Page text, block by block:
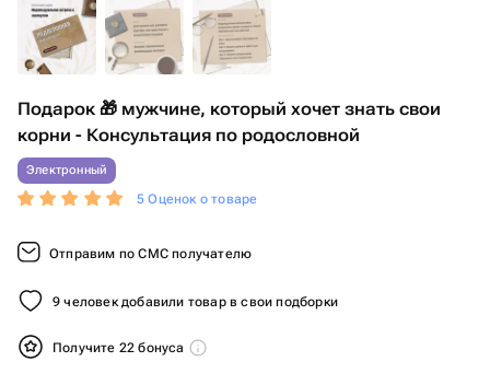
Подарок 🎁 мужчине, который хочет знать свои
корни - Консультация по родословной
Электронный
5 Оценок о товаре
Отправим по СМС получателю
9 человек добавили товар в свои подборки
Получите 22 бонуса